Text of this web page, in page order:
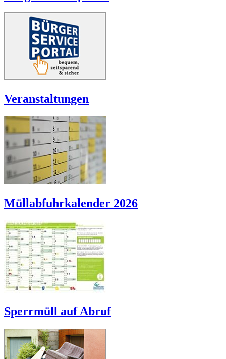
Veranstaltungen
Müllabfuhrkalender 2026
Sperrmüll auf Abruf